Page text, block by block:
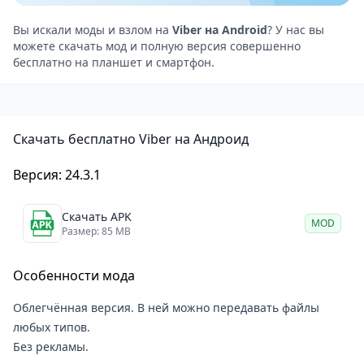
стационарные телефоны по низким тарифам через
функцию Viber Out.
Поддержка текстовых сообщений, фото-, видео- и
аудиофайлов, а также стикеров и эмодзи.
Надежное шифрование сообщений и звонков для
Синхронизация сообщений и контактов между
устройствами.
Интеграция с другими приложениями, такими как
Минусы приложения
Качество звонков и сообщений может зависеть от
скорости интернет-соединения.
Некоторые функции, такие как секретные чаты и
Вы искали моды и взлом на Viber на Android? У нас вы
можете скачать мод и полную версия совершенно
бесплатно на планшет и смартфон.
Скачать бесплатно Viber на Андроид
Версия: 24.3.1
Скачать APK
Размер: 85 MB
MOD
Особенности мода
Облегчённая версия. В ней можно передавать файлы
любых типов.
Без рекламы.